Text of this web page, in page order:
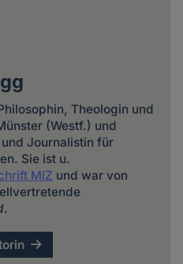
Theologin und
(Westf.) und
Journalistin für
Sie ist u.
MIZ und war von
.